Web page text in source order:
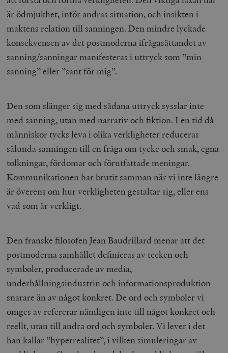
är ödmjukhet, inför andras situation, och insikten i
maktens relation till sanningen. Den mindre lyckade
konsekvensen av det postmoderna ifrågasättandet av
sanning/sanningar manifesteras i uttryck som ”min
sanning” eller ”sant för mig”.
Den som slänger sig med sådana uttryck sysslar inte
med sanning, utan med narrativ och fiktion. I en tid då
människor tycks leva i olika verkligheter reduceras
sålunda sanningen till en fråga om tycke och smak, egna
tolkningar, fördomar och förutfattade meningar.
Kommunikationen har brutit samman när vi inte längre
är överens om hur verkligheten gestaltar sig, eller ens
vad som är verkligt.
Den franske filosofen Jean Baudrillard menar att det
postmoderna samhället definieras av tecken och
symboler, producerade av media,
underhållningsindustrin och informationsproduktion
snarare än av något konkret. De ord och symboler vi
omges av refererar nämligen inte till något konkret och
reellt, utan till andra ord och symboler. Vi lever i det
han kallar ”hyperrealitet”, i vilken simuleringar av